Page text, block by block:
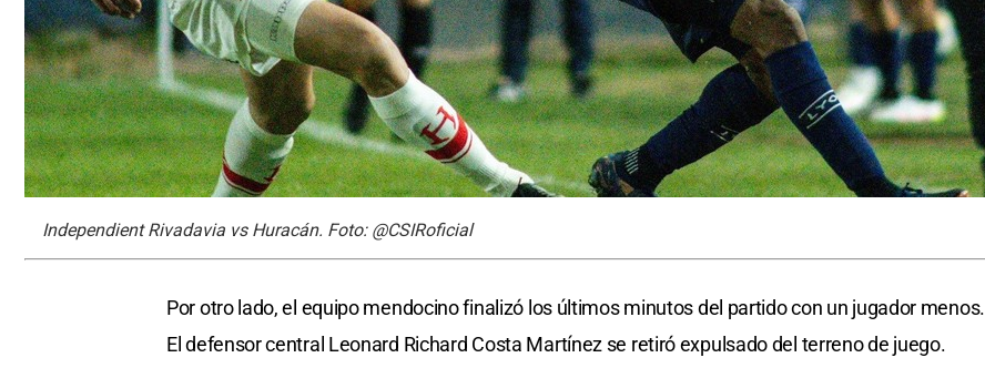
Independient Rivadavia vs Huracán. Foto: @CSIRoficial
Por otro lado, el equipo mendocino finalizó los últimos minutos del partido con un jugador menos.
El defensor central Leonard Richard Costa Martínez se retiró expulsado del terreno de juego.